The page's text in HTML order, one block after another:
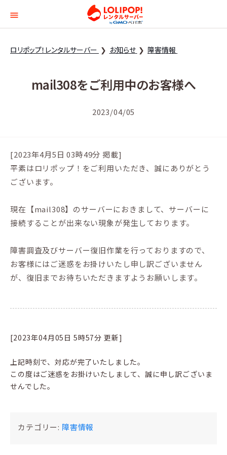
ロリポップ！レンタル
ロリポップ！レンタルサーバー お知らせ 障害情報
mail308をご利用中のお客様へ
2023/04/05
[2023年4月5日 03時49分 掲載]
平素はロリポップ！をご利用いただき、誠にありがとう
ございます。
現在【mail308】のサーバーにおきまして、サーバーに
接続することが出来ない現象が発生しております。
障害調査及びサーバー復旧作業を行っておりますので、
お客様にはご迷惑をお掛けいたし申し訳ございません
が、復旧までお待ちいただきますようお願いします。
[2023年04月05日 5時57分 更新]
上記時刻で、対応が完了いたしました。
この度はご迷惑をお掛けいたしまして、誠に申し訳ございま
せんでした。
カテゴリー: 障害情報